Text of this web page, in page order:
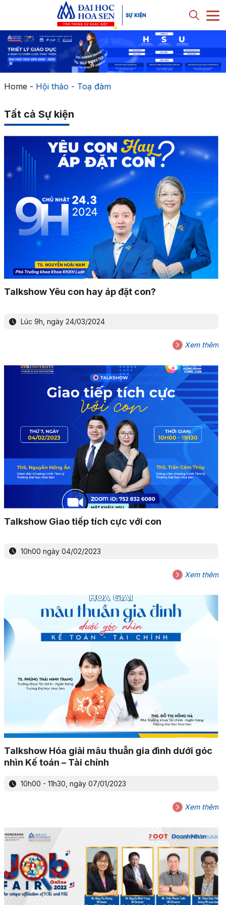
Home - Hội thảo - Toạ đàm
Tất cả Sự kiện
Talkshow Yêu con hay áp đặt con?
Lúc 9h, ngày 24/03/2024
Xem thêm
Talkshow Giao tiếp tích cực với con
10h00 ngày 04/02/2023
Xem thêm
Talkshow Hóa giải mâu thuẫn gia đình dưới góc
nhìn Kế toán – Tài chính
10h00 - 11h30, ngày 07/01/2023
Xem thêm